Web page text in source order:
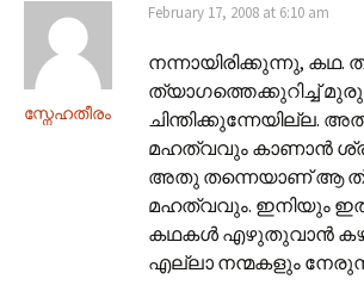
സ്നേഹതീരം
February 17, 2008 at 6:10 am
നന്നായിരിക്കുന്നു,
ത്യാഗത്തെക്കുറിച്ച്
ചിന്തിക്കുന്നേയില്ല.
മഹത്വവും കാണാന്‍
അതു തന്നെയാണ് ആ
മഹത്വവും. ഇനിയും
കഥകള്‍ എഴുതുവാന്‍
എല്ലാ നന്മകളും